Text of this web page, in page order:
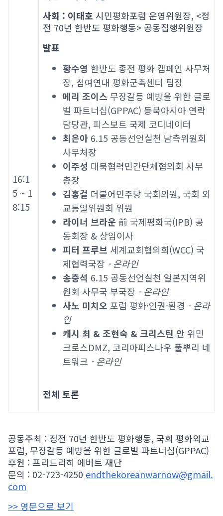
16:1
5 ~ 1
8:15
사회 : 이태호 시민평화포럼 운영위원장, <정
전 70년 한반도 평화행동> 공동집행위원장
발표
황수영 한반도 종전 평화 캠페인 사무처
장, 참여연대 평화군축센터 팀장
메리 조이스 무장갈등 예방을 위한 글로
벌 파트너십(GPPAC) 동북아시아 연락
담당관, 피스보트 국제 코디네이터
최은아 6.15 공동선언실천 남측위원회
사무처장
이주성 대북협력민간단체협의회 사무
총장
김홍걸 더불어민주당 국회의원, 국회 외
교통일위원회 위원
라이너 브라운 前 국제평화국(IPB) 공
동회장 & 상임이사
피터 프루브 세계교회협의회(WCC) 국
제협력국장 - 온라인
송충석 6.15 공동선언실천 일본지역위
원회 사무국 부국장 - 온라인
사노 미치오 포럼 평화·인권·환경 - 온라
인
캐시 최 & 조현숙 & 크리스틴 안 위민
크로스DMZ, 코리아피스나우 풀뿌리 네
트워크 - 온라인
전체 토론
공동주최 : 정전 70년 한반도 평화행동, 국회 평화외교
포럼, 무장갈등 예방을 위한 글로벌 파트너십(GPPAC)
후원 : 프리드리히 에버트 재단
문의 : 02-723-4250 endthekoreanwarnow@gmail.
com
>> 영문으로 보기